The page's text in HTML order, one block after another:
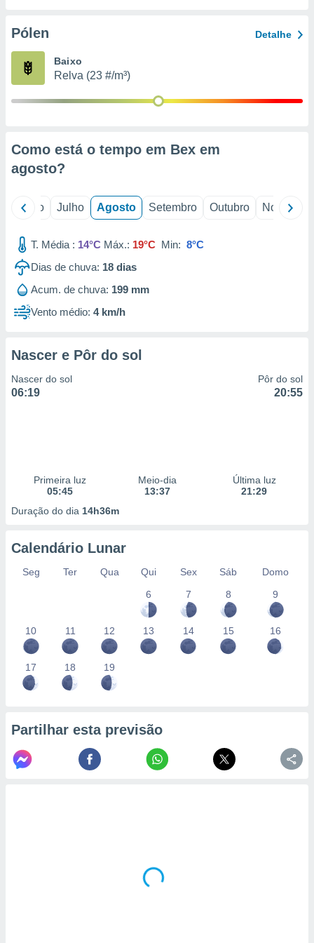
através
estudos
e
Pólen Detalhe
Baixo
Relva (23 #/m³)
Como está o tempo em Bex em
agosto?
Junho Julho Agosto Setembro Outubro Novembro
T. Média : 14°C Máx.: 19°C Min: 8°C
Dias de chuva: 18 dias
Acum. de chuva: 199 mm
Vento médio: 4 km/h
Nascer e Pôr do sol
Nascer do sol
06:19
Pôr do sol
20:55
Primeira luz
05:45
Meio-dia
13:37
Última luz
21:29
Duração do dia 14h36m
Calendário Lunar
Seg Ter Qua Qui Sex Sáb
Domo
6
7 8 9
10 11 12 13 14 15 16
17 18 19
Partilhar esta previsão